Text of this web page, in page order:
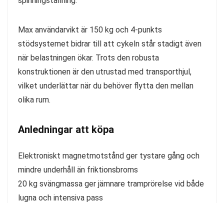
Max användarvikt är 150 kg och 4-punkts
stödsystemet bidrar till att cykeln står stadigt även
när belastningen ökar. Trots den robusta
konstruktionen är den utrustad med transporthjul,
vilket underlättar när du behöver flytta den mellan
olika rum.
Anledningar att köpa
Elektroniskt magnetmotstånd ger tystare gång och
mindre underhåll än friktionsbroms
20 kg svängmassa ger jämnare tramprörelse vid både
lugna och intensiva pass